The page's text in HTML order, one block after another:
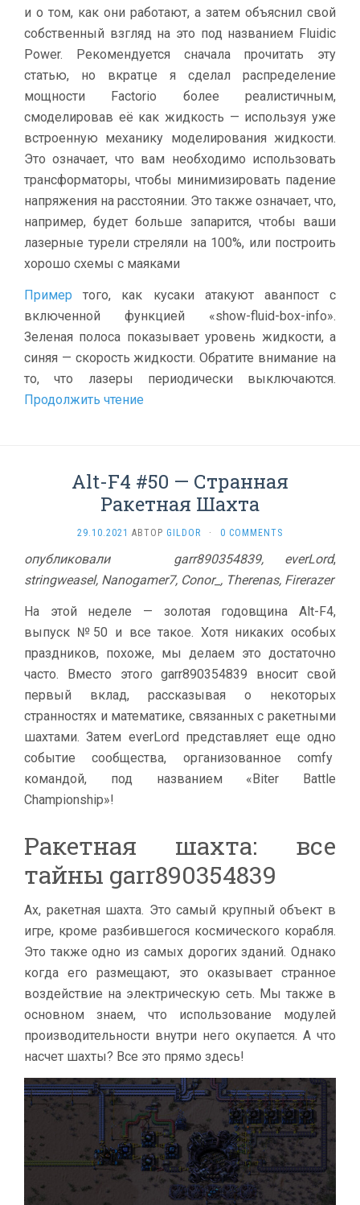
и о том, как они работают, а затем объяснил свой
собственный взгляд на это под названием Fluidic
Power. Рекомендуется сначала прочитать эту
статью, но вкратце я сделал распределение
мощности Factorio более реалистичным,
смоделировав её как жидкость — используя уже
встроенную механику моделирования жидкости.
Это означает, что вам необходимо использовать
трансформаторы, чтобы минимизировать падение
напряжения на расстоянии. Это также означает, что,
например, будет больше запарится, чтобы ваши
лазерные турели стреляли на 100%, или построить
хорошо схемы с маяками
Пример того, как кусаки атакуют аванпост с
включенной функцией «show-fluid-box-info».
Зеленая полоса показывает уровень жидкости, а
синяя — скорость жидкости. Обратите внимание на
то, что лазеры периодически выключаются.
Продолжить чтение
Alt-F4 #50 — Странная
Ракетная Шахта
29.10.2021 АВТОР GILDOR · 0 COMMENTS
опубликовали garr890354839, everLord,
stringweasel, Nanogamer7, Conor_, Therenas, Firerazer
На этой неделе — золотая годовщина Alt-F4,
выпуск №50 и все такое. Хотя никаких особых
праздников, похоже, мы делаем это достаточно
часто. Вместо этого garr890354839 вносит свой
первый вклад, рассказывая о некоторых
странностях и математике, связанных с ракетными
шахтами. Затем everLord представляет еще одно
событие сообщества, организованное comfy
командой, под названием «Biter Battle
Championship»!
Ракетная шахта: все
тайны garr890354839
Ах, ракетная шахта. Это самый крупный объект в
игре, кроме разбившегося космического корабля.
Это также одно из самых дорогих зданий. Однако
когда его размещают, это оказывает странное
воздействие на электрическую сеть. Мы также в
основном знаем, что использование модулей
производительности внутри него окупается. А что
насчет шахты? Все это прямо здесь!